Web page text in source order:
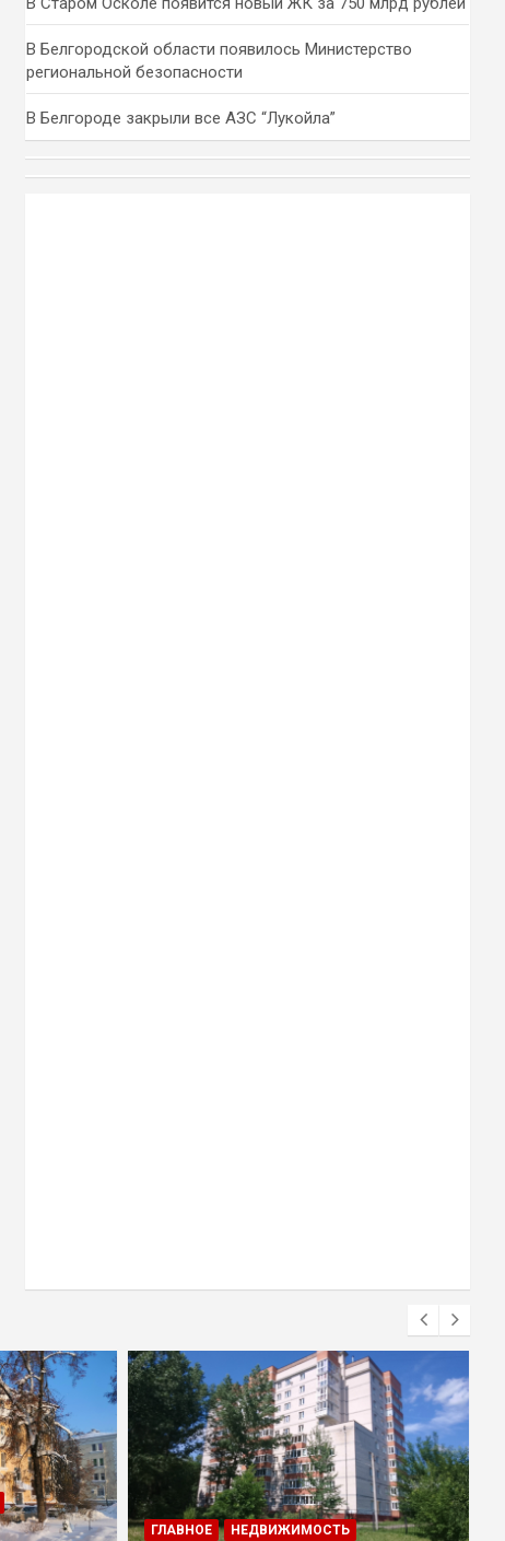
В Белгородской области появилось Министерство
региональной безопасности
В Белгороде закрыли все АЗС “Лукойла”
ГЛАВНОЕ НЕДВИЖИМОСТЬ